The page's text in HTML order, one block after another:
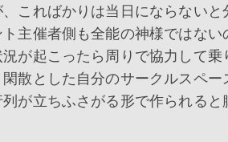
こればかりは当日にならないと
ト主催者側も全能の神様ではない
が起こったら周りで協力して乗
散とした自分のサークルスペー
が立ちふさがる形で作られると